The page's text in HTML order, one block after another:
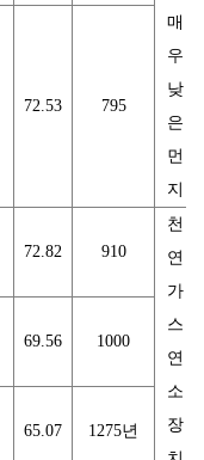
매
우
낮
은
먼
지
72.53 795
72.82 910
천
연
가
스
연
소
장
69.56 1000
65.07 1275년